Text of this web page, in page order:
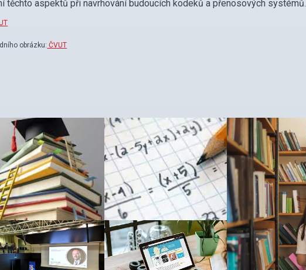
těchto aspektů při navrhování budoucích kodeků a přenosových systémů.
obrázku: ČVUT